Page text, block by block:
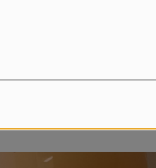
Les Pascrécelles, qui a
du patrimoine
de Cambrai.